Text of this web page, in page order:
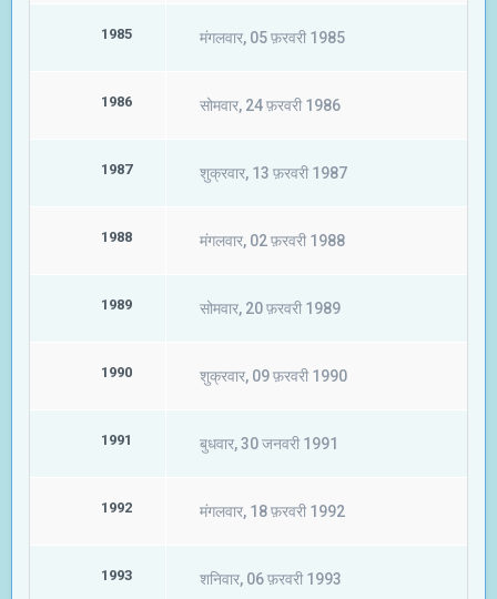
1985 मंगलवार, 05 फ़रवरी 1985
1986 सोमवार, 24 फ़रवरी 1986
1987 शुक्रवार, 13 फ़रवरी 1987
1988 मंगलवार, 02 फ़रवरी 1988
1989 सोमवार, 20 फ़रवरी 1989
1990 शुक्रवार, 09 फ़रवरी 1990
1991 बुधवार, 30 जनवरी 1991
1992 मंगलवार, 18 फ़रवरी 1992
1993 शनिवार, 06 फ़रवरी 1993